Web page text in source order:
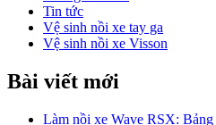
Tin tức
Vệ sinh nồi xe tay ga
Vệ sinh nồi xe Visson
Bài viết mới
Làm nồi xe Wave RSX: